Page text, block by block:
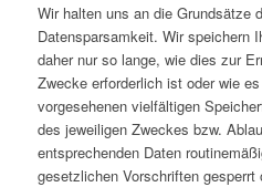
Wir halten uns an die Grundsätze
Datensparsamkeit. Wir speichern
daher nur so lange, wie dies zur
Zwecke erforderlich ist oder wie
vorgesehenen vielfältigen
des jeweiligen Zweckes bzw.
entsprechenden Daten
gesetzlichen Vorschriften gesperrt